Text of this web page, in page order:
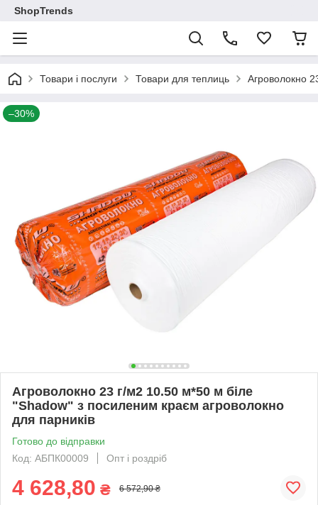
ShopTrends
Товари і послуги Товари для теплиць Агроволокно
–30%
Агроволокно 23 г/м2 10.50 м*50 м біле
"Shadow" з посиленим краєм агроволокно
для парників
Готово до відправки
Код: АБПК00009
Опт і роздріб
4 628,80 ₴ 6 572,90 ₴